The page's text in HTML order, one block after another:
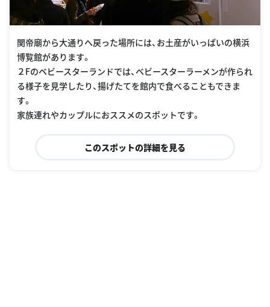
関帝廟から大通りへ戻った場所には、お土産がいっぱいの横浜
博覧館があります。
２Fのベビースターランドでは、ベビースターラーメンが作られ
る様子を見学したり、揚げたてを館内で食べることもできま
す。
家族連れやカップルにおススメのスポットです。
このスポットの詳細を見る